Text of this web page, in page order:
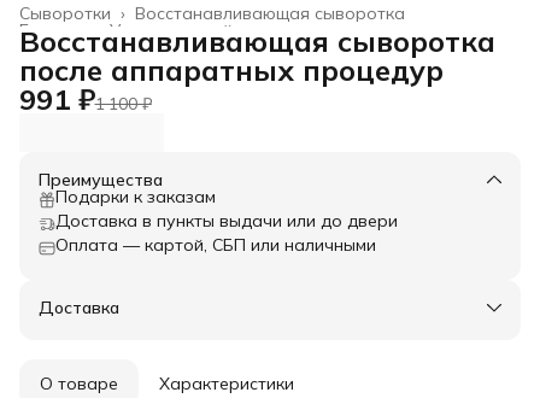
Восстанавливающая сыворотка
Сыворотки ›
Уход за кожей
Главная
Восстанавливающая сыворотка
после аппаратных процедур
991 ₽1 100 ₽
Преимущества
Подарки к заказам
Доставка в пункты выдачи или до двери
Оплата — картой, СБП или наличными
Доставка
О товаре Характеристики